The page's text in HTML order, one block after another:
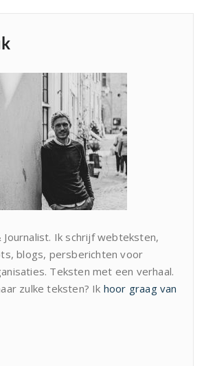
Ik schrijf webteksten,
blogs, persberichten voor
Teksten met een verhaal.
zulke teksten? Ik hoor graag van